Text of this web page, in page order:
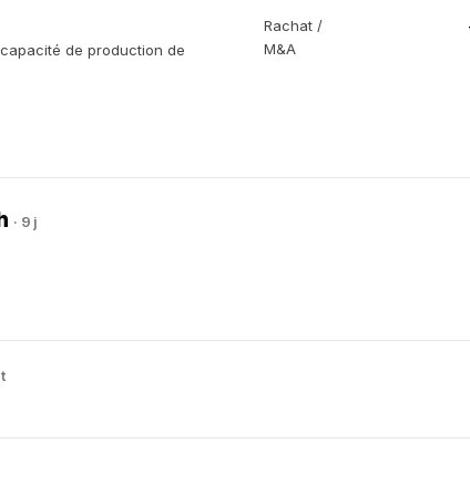
de production de
Rachat /
M&A
· 9 j